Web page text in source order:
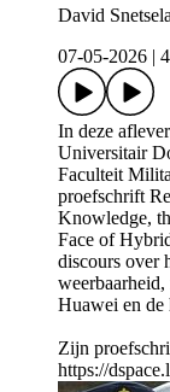
David
07-05-2026
In deze
Universitair
Faculteit
proefschrift
Knowledge,
Face of
discours over
Huawei en de
Zijn
https://